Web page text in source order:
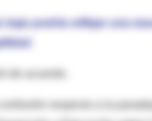
bajo podría reflejar una
de acuerdo.
respecto a la